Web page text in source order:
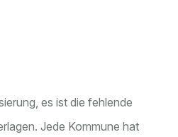
es ist die fehlende
Jede Kommune hat